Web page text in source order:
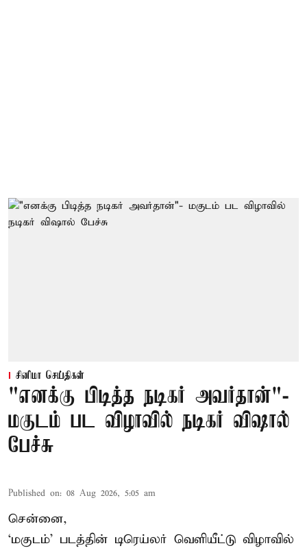
சினிமா செய்திகள்
"எனக்கு பிடித்த நடிகர் அவர்தான்"-
மகுடம் பட விழாவில் நடிகர் விஷால்
பேச்சு
Published on: 08 Aug 2026, 5:05 am
சென்னை,
‘மகுடம்’ படத்தின் டிரெய்லர் வெளியீட்டு விழாவில்